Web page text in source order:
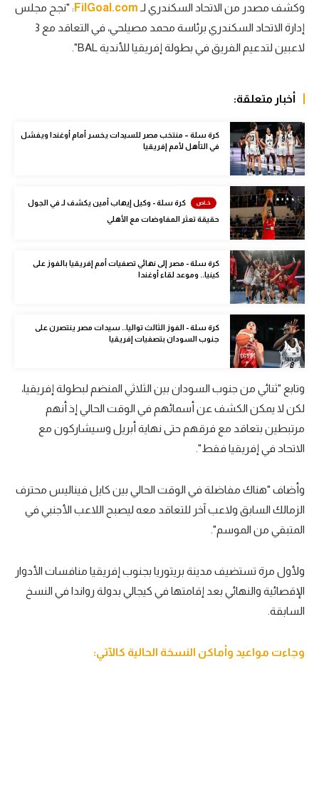
رياضات أخرى
أمم إفريقيا
كرة سلة
كرة يد
كرة طائرة
الوطن العربي
في المونديال
رياضة نسائية
آسيا
أمريكا
ركن الألعاب
أقسام خاصة
Gamers
ميركاتو
تحقيق في الجول
تحليل في الجول
حكايات في الجول
فيديو في الجول
وكشف مصدر من الاتحاد السكندري لـ FilGoal.com : "نجح مجلس
إدارة الاتحاد السكندري برئاسة محمد مصيلحي، في التعاقد مع 3
لاعبين لتدعيم الفريق في بطولة إفريقيا للأندية BAL".
أخبار متعلقة:
كرة سلة – منتخب مصر للسيدات يخسر أمام أوغندا ويفشل
في التأهل لأمم إفريقيا
كرة سلة - وكيل إيهاب أمين يكشف لـ في الجول
حقيقة تعثر المفاوضات مع الأهلي
كرة سلة - مصر إلى نهائي تصفيات أمم إفريقيا بالفوز على
كينيا.. وموعد لقاء أوغندا
كرة سلة - الفوز الثالث تواليا.. سيدات مصر ينتصرن على
جنوب السودان بتصفيات إفريقيا
وتابع "ثنائي من جنوب السودان بين الثلاثي المنضم لبطولة إفريقيا،
لكن لا يمكن الكشف عن أسمائهم في الوقت الحالي إذ أنهم
مرتبطين بتعاقد مع فرقهم حتى نهاية أبريل وسيشاركون مع
الاتحاد في إفريقيا فقط".
وأضاف "هناك مفاضلة في الوقت الحالي بين كايل فيناليس محترف
الزمالك السابق ولاعب آخر للتعاقد معه ليصبح اللاعب الأجنبي في
المتبقي من الموسم".
ولأول مرة تستضيف مدينة بريتوريا بجنوب إفريقيا منافسات الأدوار
الإقصائية والنهائي بعد إقامتها في كيجالي بدولة رواندا في النسخ
السابقة.
وجاءت مواعيد وأماكن النسخة الحالية كالآتي: